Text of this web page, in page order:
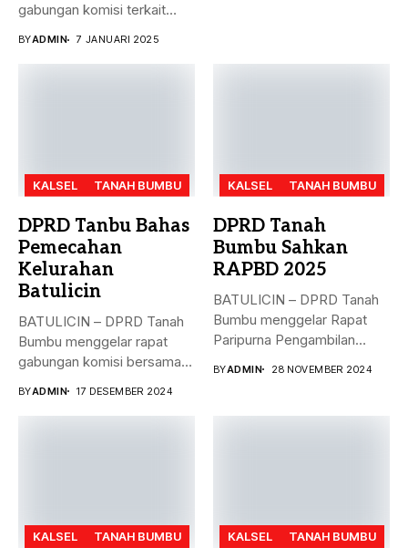
gabungan komisi terkait
BYADMIN 7 JANUARI 2025
KALSEL TANAH BUMBU
DPRD Tanbu Bahas
Pemecahan
Kelurahan
Batulicin
BATULICIN – DPRD Tanah
Bumbu menggelar rapat
gabungan komisi bersama
BYADMIN 17 DESEMBER 2024
KALSEL TANAH BUMBU
DPRD Tanah
Bumbu Sahkan
RAPBD 2025
BATULICIN – DPRD Tanah
Bumbu menggelar Rapat
Paripurna Pengambilan
BYADMIN 28 NOVEMBER 2024
KALSEL TANAH BUMBU KALSEL TANAH BUMBU